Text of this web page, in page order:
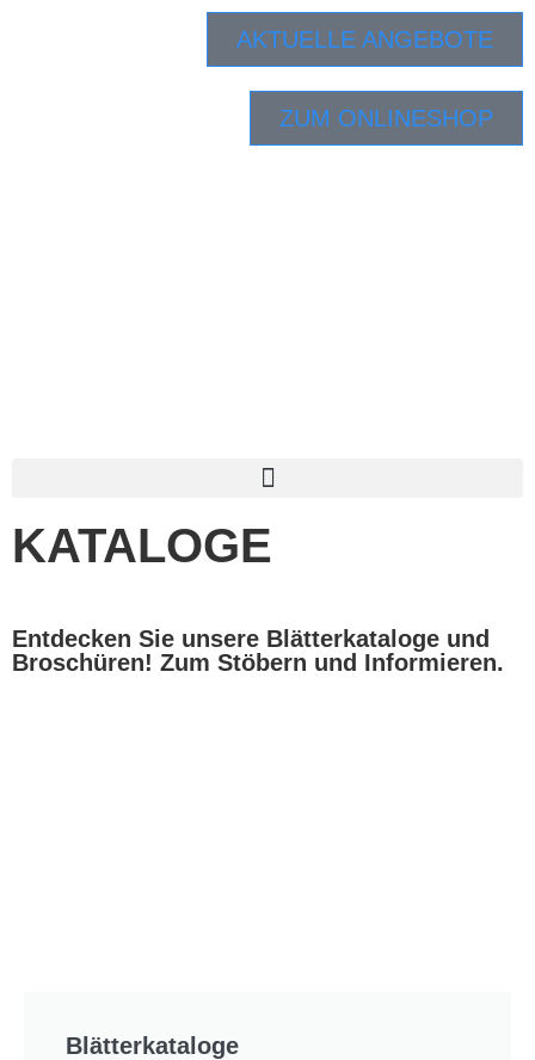
AKTUELLE ANGEBOTE
ZUM ONLINESHOP
KATALOGE
Entdecken Sie unsere Blätterkataloge und
Broschüren! Zum Stöbern und Informieren.
Blätterkataloge